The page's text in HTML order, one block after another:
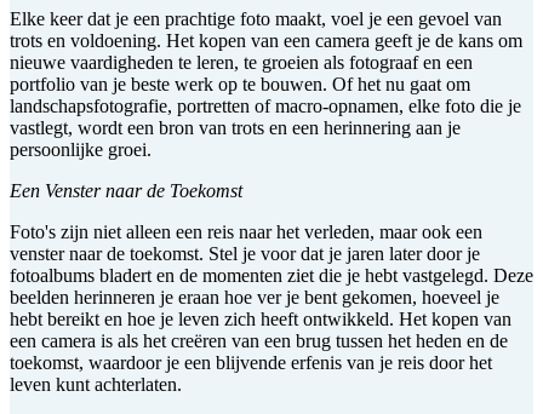
Elke keer dat je een prachtige foto maakt, voel je een gevoel van
trots en voldoening. Het kopen van een camera geeft je de kans om
nieuwe vaardigheden te leren, te groeien als fotograaf en een
portfolio van je beste werk op te bouwen. Of het nu gaat om
landschapsfotografie, portretten of macro-opnamen, elke foto die je
vastlegt, wordt een bron van trots en een herinnering aan je
persoonlijke groei.
Een Venster naar de Toekomst
Foto's zijn niet alleen een reis naar het verleden, maar ook een
venster naar de toekomst. Stel je voor dat je jaren later door je
fotoalbums bladert en de momenten ziet die je hebt vastgelegd. Deze
beelden herinneren je eraan hoe ver je bent gekomen, hoeveel je
hebt bereikt en hoe je leven zich heeft ontwikkeld. Het kopen van
een camera is als het creëren van een brug tussen het heden en de
toekomst, waardoor je een blijvende erfenis van je reis door het
leven kunt achterlaten.